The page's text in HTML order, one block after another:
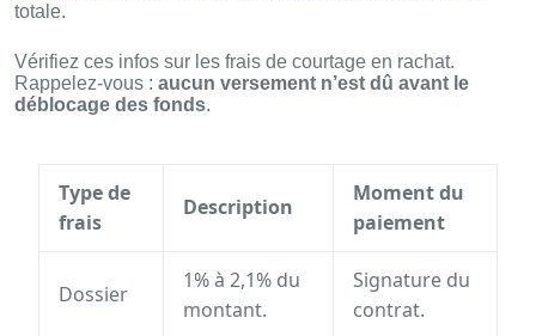
totale.
Vérifiez ces infos sur les frais de courtage en rachat.
Rappelez-vous : aucun versement n’est dû avant le
déblocage des fonds.
Type de
frais
Description
Moment du
paiement
Dossier
1% à 2,1% du
montant.
Signature du
contrat.